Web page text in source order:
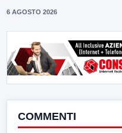
6 AGOSTO 2026
COMMENTI